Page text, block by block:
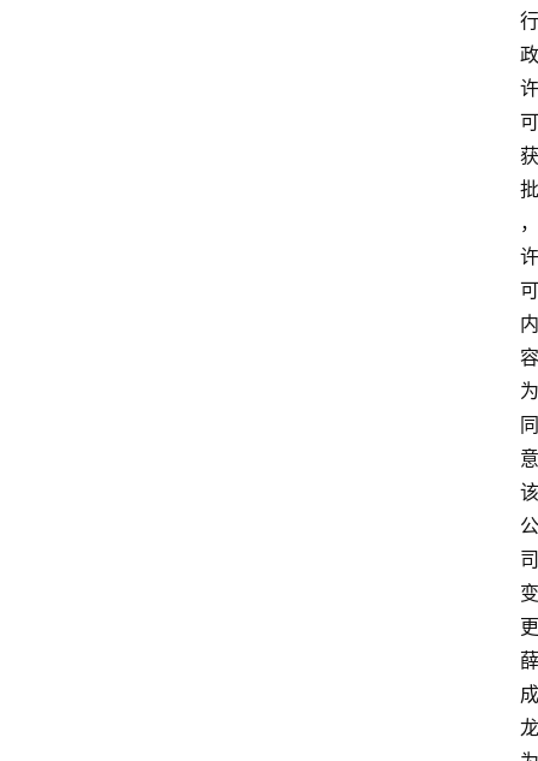
行
政
许
可
获
批
，
许
可
内
容
为
同
意
该
公
司
变
更
薛
成
龙